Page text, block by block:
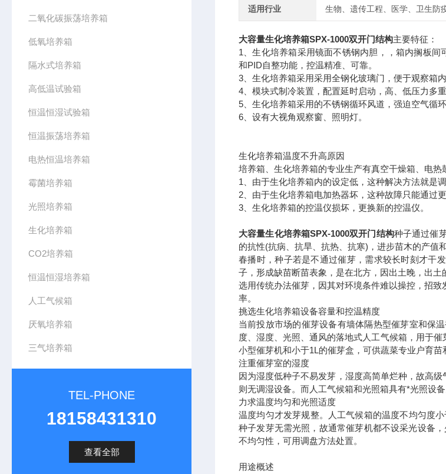
二氧化碳振荡培养箱
低氧培养箱
隔水式培养箱
高低温试验箱
恒温恒湿试验箱
恒温振荡培养箱
电热恒温培养箱
霉菌培养箱
光照培养箱
生化培养箱
CO2培养箱
恒温恒湿培养箱
人工气候箱
厌氧培养箱
三气培养箱
TEL-PHONE
18158431310
查看全部
适用行业 生物、遗传工程、医学、卫生防
大容量生化培养箱SPX-1000双开门结构主要特征：
1、生化培养箱采用镜面不锈钢内胆，，箱内搁板
和PID自整功能，控温精准、可靠。
3、生化培养箱采用采用全钢化玻璃门，便于观察箱内
4、模块式制冷装置，配置延时启动，高、低压力多重
5、生化培养箱采用的不锈钢循环风道，强迫空气循环
6、设有大视角观察窗、照明灯。
生化培养箱温度不升高原因
培养箱、生化培养箱的专业生产有真空干燥箱、电
1、由于生化培养箱内的设定低，这种解决方法就是调
2、由于生化培养箱电加热器坏，这种故障只能通过
3、生化培养箱的控温仪损坏，更换新的控温仪。
大容量生化培养箱SPX-1000双开门结构种子通过催
的抗性(抗病、抗旱、抗热、抗寒)，进步苗木的产值
春播时，种子若是不通过催芽，需求较长时刻才干
子，形成缺苗断苗表象，是在北方，因出土晚，出
选用传统办法催芽，因其对环境条件难以操控，招
率。
挑选生化培养箱设备容量和控温精度
当前投放市场的催芽设备有墙体隔热型催芽室和保
度、湿度、光照、通风的落地式人工气候箱，用于
小型催芽机和小于1L的催芽盒，可供蔬菜专业户育
注重催芽室的湿度
因为湿度低种子不易发芽，湿度高简单烂种，故高
则无调湿设备。而人工气候箱和光照箱具有*光照设
力求温度均匀和光照适度
温度均匀才发芽规整。人工气候箱的温度不均匀度
种子发芽无需光照，故通常催芽机都不设采光设备
不均匀性，可用调盘方法处置。
用途概述